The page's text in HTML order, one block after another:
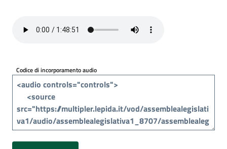
Per
cittadini
Codice di incorporamento audio